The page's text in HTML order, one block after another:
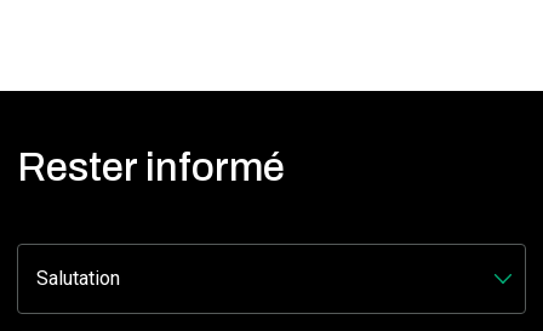
Rester informé
URL